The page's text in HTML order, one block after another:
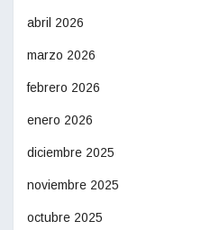
abril 2026
marzo 2026
febrero 2026
enero 2026
diciembre 2025
noviembre 2025
octubre 2025